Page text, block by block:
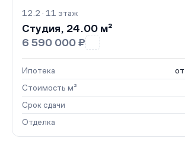
12.2 · 11 этаж
Студия, 24.00 м²
6 590 000 ₽
Ипотека
Стоимость м²
Срок сдачи
Отделка